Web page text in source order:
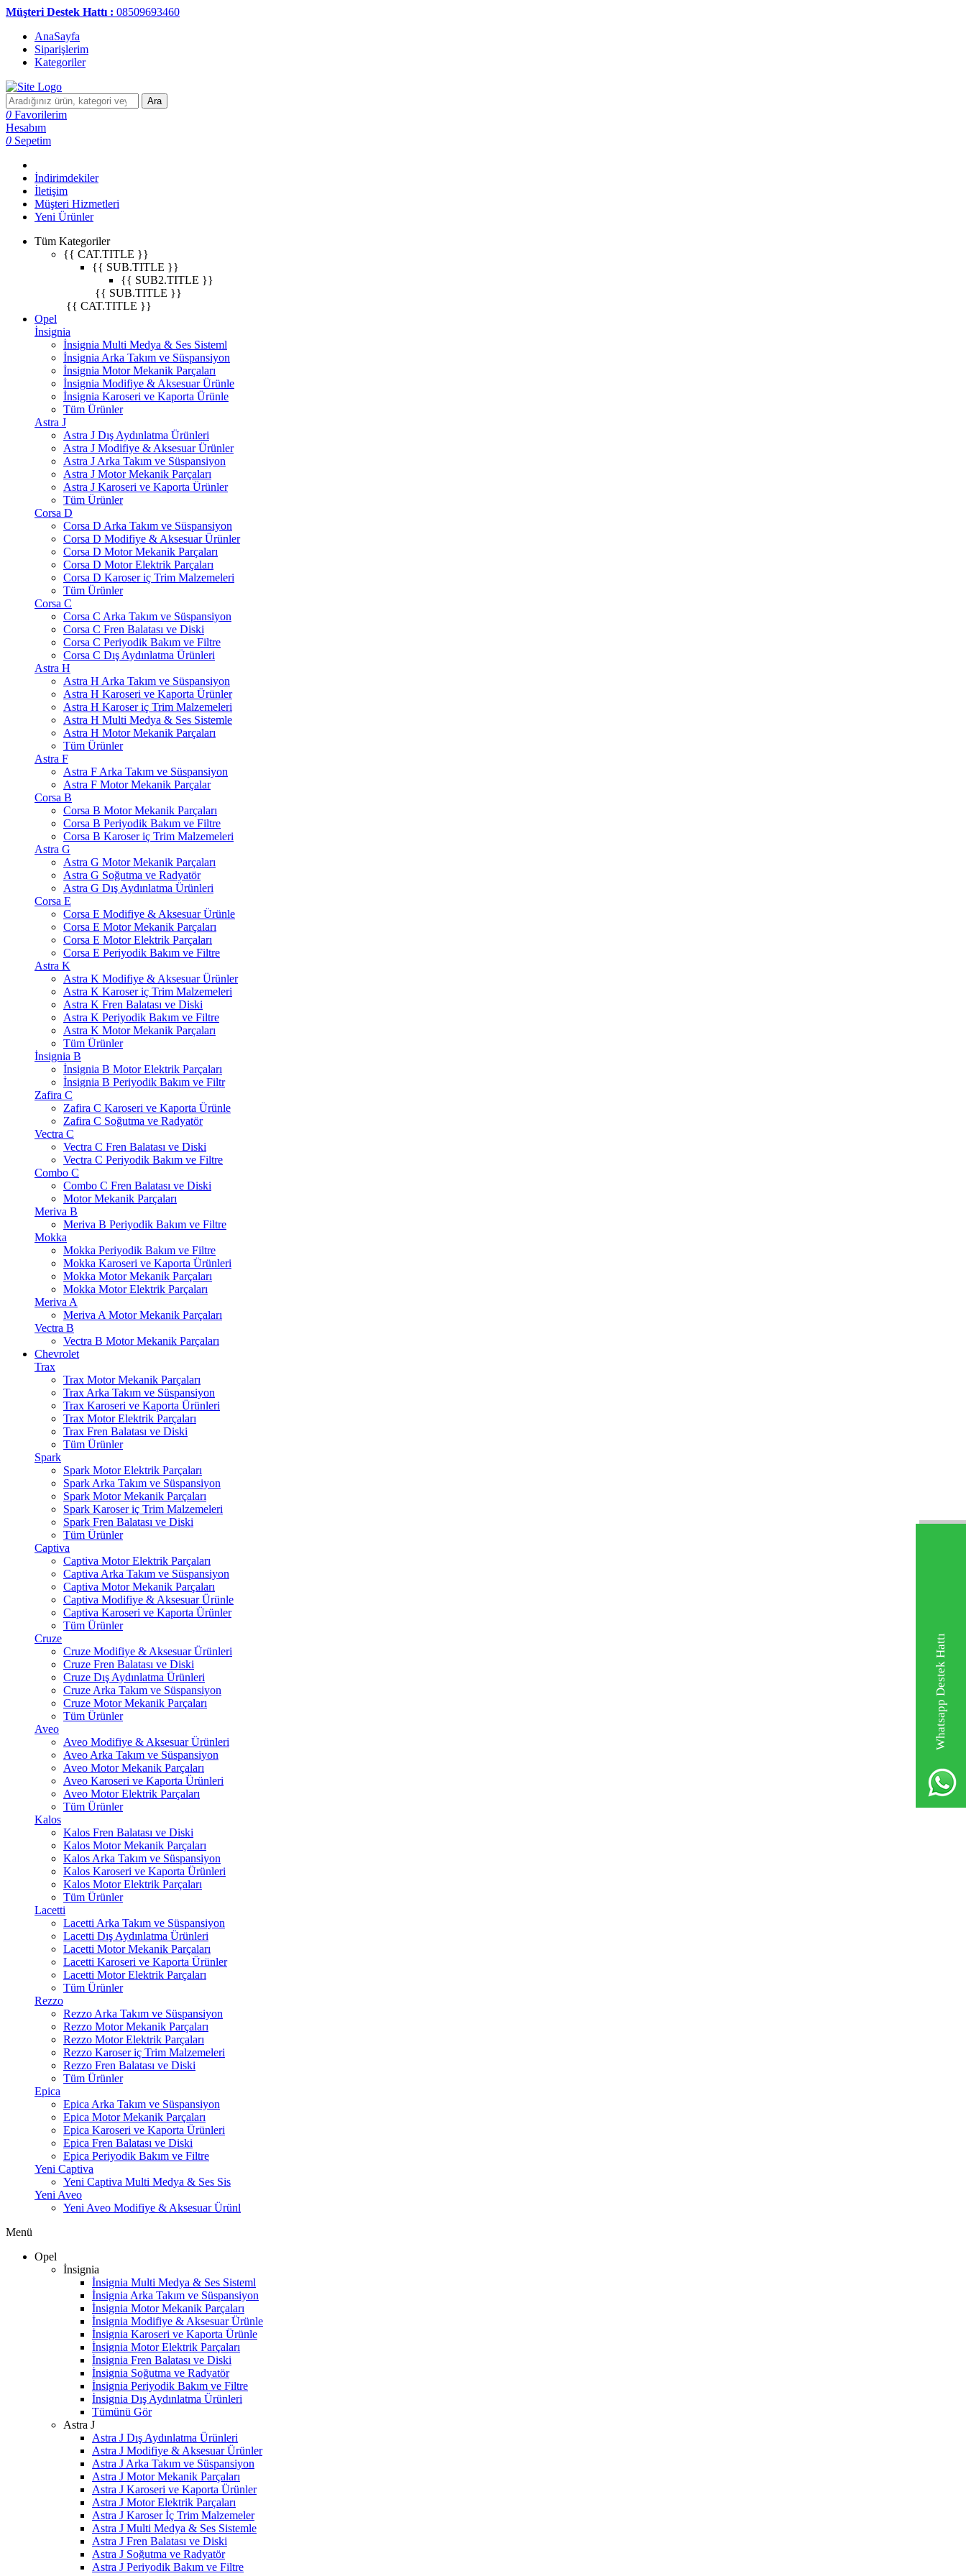
Whatsapp Destek Hattı
Müşteri Destek Hattı : 08509693460
AnaSayfa
Siparişlerim
Kategoriler
Ara
0 Favorilerim
Hesabım
0 Sepetim
İndirimdekiler
İletişim
Müşteri Hizmetleri
Yeni Ürünler
Tüm Kategoriler
{{ CAT.TITLE }}
{{ SUB.TITLE }}
{{ SUB2.TITLE }}
{{ SUB.TITLE }}
{{ CAT.TITLE }}
Opel
İnsignia
İnsignia Multi Medya & Ses Sisteml
İnsignia Arka Takım ve Süspansiyon
İnsignia Motor Mekanik Parçaları
İnsignia Modifiye & Aksesuar Ürünle
İnsignia Karoseri ve Kaporta Ürünle
Tüm Ürünler
Astra J
Astra J Dış Aydınlatma Ürünleri
Astra J Modifiye & Aksesuar Ürünler
Astra J Arka Takım ve Süspansiyon
Astra J Motor Mekanik Parçaları
Astra J Karoseri ve Kaporta Ürünler
Tüm Ürünler
Corsa D
Corsa D Arka Takım ve Süspansiyon
Corsa D Modifiye & Aksesuar Ürünler
Corsa D Motor Mekanik Parçaları
Corsa D Motor Elektrik Parçaları
Corsa D Karoser iç Trim Malzemeleri
Tüm Ürünler
Corsa C
Corsa C Arka Takım ve Süspansiyon
Corsa C Fren Balatası ve Diski
Corsa C Periyodik Bakım ve Filtre
Corsa C Dış Aydınlatma Ürünleri
Astra H
Astra H Arka Takım ve Süspansiyon
Astra H Karoseri ve Kaporta Ürünler
Astra H Karoser iç Trim Malzemeleri
Astra H Multi Medya & Ses Sistemle
Astra H Motor Mekanik Parçaları
Tüm Ürünler
Astra F
Astra F Arka Takım ve Süspansiyon
Astra F Motor Mekanik Parçalar
Corsa B
Corsa B Motor Mekanik Parçaları
Corsa B Periyodik Bakım ve Filtre
Corsa B Karoser iç Trim Malzemeleri
Astra G
Astra G Motor Mekanik Parçaları
Astra G Soğutma ve Radyatör
Astra G Dış Aydınlatma Ürünleri
Corsa E
Corsa E Modifiye & Aksesuar Ürünle
Corsa E Motor Mekanik Parçaları
Corsa E Motor Elektrik Parçaları
Corsa E Periyodik Bakım ve Filtre
Astra K
Astra K Modifiye & Aksesuar Ürünler
Astra K Karoser iç Trim Malzemeleri
Astra K Fren Balatası ve Diski
Astra K Periyodik Bakım ve Filtre
Astra K Motor Mekanik Parçaları
Tüm Ürünler
İnsignia B
İnsignia B Motor Elektrik Parçaları
İnsignia B Periyodik Bakım ve Filtr
Zafira C
Zafira C Karoseri ve Kaporta Ürünle
Zafira C Soğutma ve Radyatör
Vectra C
Vectra C Fren Balatası ve Diski
Vectra C Periyodik Bakım ve Filtre
Combo C
Combo C Fren Balatası ve Diski
Motor Mekanik Parçaları
Meriva B
Meriva B Periyodik Bakım ve Filtre
Mokka
Mokka Periyodik Bakım ve Filtre
Mokka Karoseri ve Kaporta Ürünleri
Mokka Motor Mekanik Parçaları
Mokka Motor Elektrik Parçaları
Meriva A
Meriva A Motor Mekanik Parçaları
Vectra B
Vectra B Motor Mekanik Parçaları
Chevrolet
Trax
Trax Motor Mekanik Parçaları
Trax Arka Takım ve Süspansiyon
Trax Karoseri ve Kaporta Ürünleri
Trax Motor Elektrik Parçaları
Trax Fren Balatası ve Diski
Tüm Ürünler
Spark
Spark Motor Elektrik Parçaları
Spark Arka Takım ve Süspansiyon
Spark Motor Mekanik Parçaları
Spark Karoser iç Trim Malzemeleri
Spark Fren Balatası ve Diski
Tüm Ürünler
Captiva
Captiva Motor Elektrik Parçaları
Captiva Arka Takım ve Süspansiyon
Captiva Motor Mekanik Parçaları
Captiva Modifiye & Aksesuar Ürünle
Captiva Karoseri ve Kaporta Ürünler
Tüm Ürünler
Cruze
Cruze Modifiye & Aksesuar Ürünleri
Cruze Fren Balatası ve Diski
Cruze Dış Aydınlatma Ürünleri
Cruze Arka Takım ve Süspansiyon
Cruze Motor Mekanik Parçaları
Tüm Ürünler
Aveo
Aveo Modifiye & Aksesuar Ürünleri
Aveo Arka Takım ve Süspansiyon
Aveo Motor Mekanik Parçaları
Aveo Karoseri ve Kaporta Ürünleri
Aveo Motor Elektrik Parçaları
Tüm Ürünler
Kalos
Kalos Fren Balatası ve Diski
Kalos Motor Mekanik Parçaları
Kalos Arka Takım ve Süspansiyon
Kalos Karoseri ve Kaporta Ürünleri
Kalos Motor Elektrik Parçaları
Tüm Ürünler
Lacetti
Lacetti Arka Takım ve Süspansiyon
Lacetti Dış Aydınlatma Ürünleri
Lacetti Motor Mekanik Parçaları
Lacetti Karoseri ve Kaporta Ürünler
Lacetti Motor Elektrik Parçaları
Tüm Ürünler
Rezzo
Rezzo Arka Takım ve Süspansiyon
Rezzo Motor Mekanik Parçaları
Rezzo Motor Elektrik Parçaları
Rezzo Karoser iç Trim Malzemeleri
Rezzo Fren Balatası ve Diski
Tüm Ürünler
Epica
Epica Arka Takım ve Süspansiyon
Epica Motor Mekanik Parçaları
Epica Karoseri ve Kaporta Ürünleri
Epica Fren Balatası ve Diski
Epica Periyodik Bakım ve Filtre
Yeni Captiva
Yeni Captiva Multi Medya & Ses Sis
Yeni Aveo
Yeni Aveo Modifiye & Aksesuar Ürünl
Menü
Opel
İnsignia
İnsignia Multi Medya & Ses Sisteml
İnsignia Arka Takım ve Süspansiyon
İnsignia Motor Mekanik Parçaları
İnsignia Modifiye & Aksesuar Ürünle
İnsignia Karoseri ve Kaporta Ürünle
İnsignia Motor Elektrik Parçaları
İnsignia Fren Balatası ve Diski
İnsignia Soğutma ve Radyatör
İnsignia Periyodik Bakım ve Filtre
İnsignia Dış Aydınlatma Ürünleri
Tümünü Gör
Astra J
Astra J Dış Aydınlatma Ürünleri
Astra J Modifiye & Aksesuar Ürünler
Astra J Arka Takım ve Süspansiyon
Astra J Motor Mekanik Parçaları
Astra J Karoseri ve Kaporta Ürünler
Astra J Motor Elektrik Parçaları
Astra J Karoser İç Trim Malzemeler
Astra J Multi Medya & Ses Sistemle
Astra J Fren Balatası ve Diski
Astra J Soğutma ve Radyatör
Astra J Periyodik Bakım ve Filtre